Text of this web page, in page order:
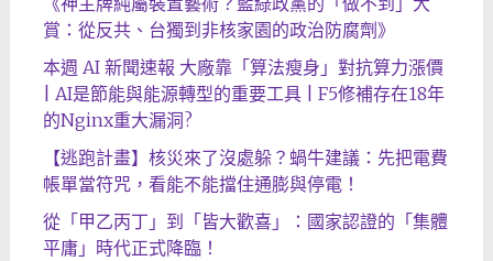
賞：從反共、台獨到非核家園的政治防腐劑》
本週 AI 新聞速報 大廠靠「算法瘦身」對抗算力漲價
| AI是節能與能源轉型的重要工具 | F5修補存在18年
的Nginx重大漏洞?
【逃跑計畫】核災來了沒處躲？蝸牛建議：先把電費
帳單當符咒，看能不能擋住通膨與停電！
從「甲乙丙丁」到「皆大歡喜」：國家認證的「集體
平庸」時代正式降臨！